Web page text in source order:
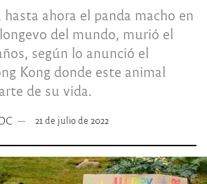
ahora el panda macho en
del mundo, murió el
según lo anunció el
Kong donde este animal
de su vida.
21 de julio de 2022